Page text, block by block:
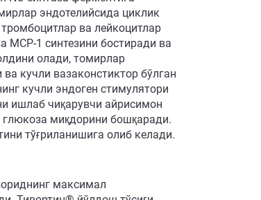
эндотелийсида циклик
ва лейкоцитлар
МСР-1 синтезини бостиради ва
олади, томирлар
кучли вазаконстиктор бўлган
кучли эндоген стимулятори
ишлаб чиқарувчи айрисимон
миқдорини бошқаради.
тўғриланишига олиб келади.
максимал